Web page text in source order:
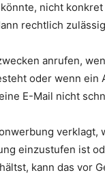
nicht
rechtlich
anrufen,
oder wenn ein
E-Mail nicht
verklagt,
einzustufen ist
kann das vor